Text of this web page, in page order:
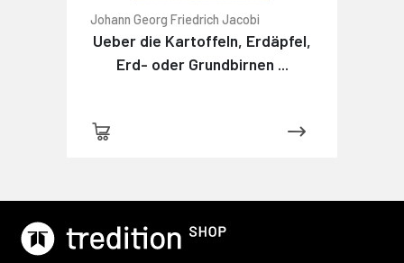
Johann Georg Friedrich Jacobi
Ueber die Kartoffeln, Erdäpfel,
Erd- oder Grundbirnen ...